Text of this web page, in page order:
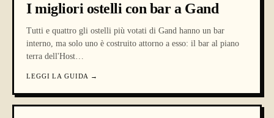
I migliori ostelli con bar a Gand
Tutti e quattro gli ostelli più votati di Gand hanno un bar
interno, ma solo uno è costruito attorno a esso: il bar al piano
terra dell'Host…
LEGGI LA GUIDA →